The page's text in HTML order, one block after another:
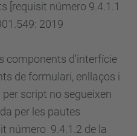
[requisit número 9.4.1.1
2019
components d'interfície
de formulari, enllaços i
script no segueixen
per les pautes
número 9.4.1.2 de la